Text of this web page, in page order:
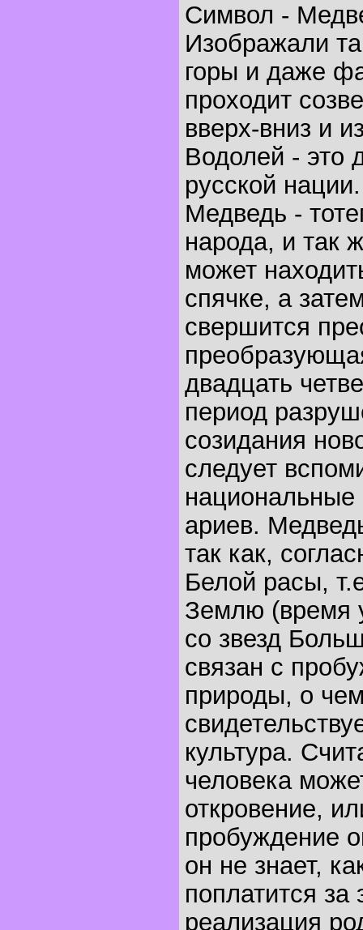
Символ -
Изображали
горы и даже
проходит
вверх-вниз и
Водолей - это
русской нации.
Медведь -
народа, и так
может
спячке, а
свершится
двадцать
период
созидания
следует
национальные
ариев.
так как,
Белой расы,
Землю (время
со звезд
связан с
природы, о
культура.
человека
откровение,
пробуждение
он не знает,
поплатится за
реализация